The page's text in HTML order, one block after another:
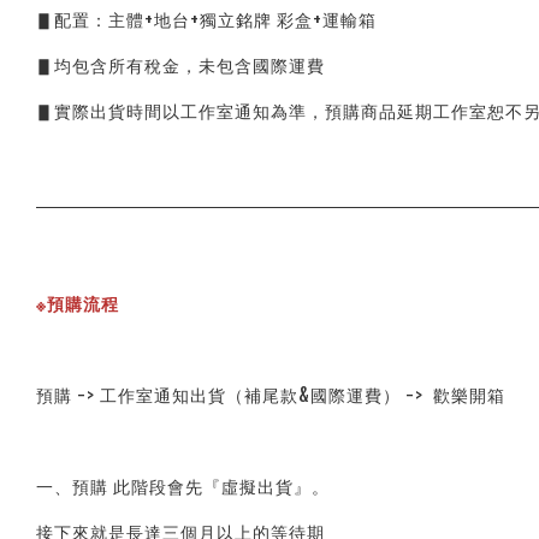
▋配置：主體+地台+獨立銘牌 彩盒+運輸箱
▋均包含所有稅金，未包含國際運費
▋實際出貨時間以工作室通知為準，預購商品延期工作室恕不
※預購流程
預購 -> 工作室通知出貨（補尾款&國際運費） ->  歡樂開箱
一、預購 此階段會先『虛擬出貨』。
接下來就是長達三個月以上的等待期